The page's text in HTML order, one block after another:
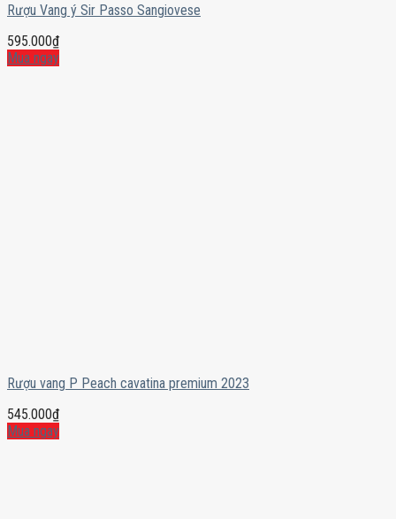
Rượu Vang ý Sir Passo Sangiovese
595.000₫
Mua ngay
Rượu vang P Peach cavatina premium 2023
545.000₫
Mua ngay